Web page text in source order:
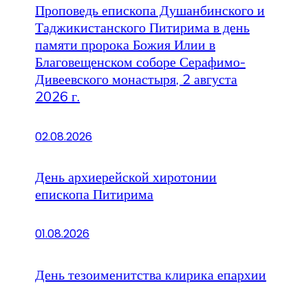
Проповедь епископа Душанбинского и
Таджикистанского Питирима в день
памяти пророка Божия Илии в
Благовещенском соборе Серафимо-
Дивеевского монастыря, 2 августа
2026 г.
02.08.2026
День архиерейской хиротонии
епископа Питирима
01.08.2026
День тезоименитства клирика епархии